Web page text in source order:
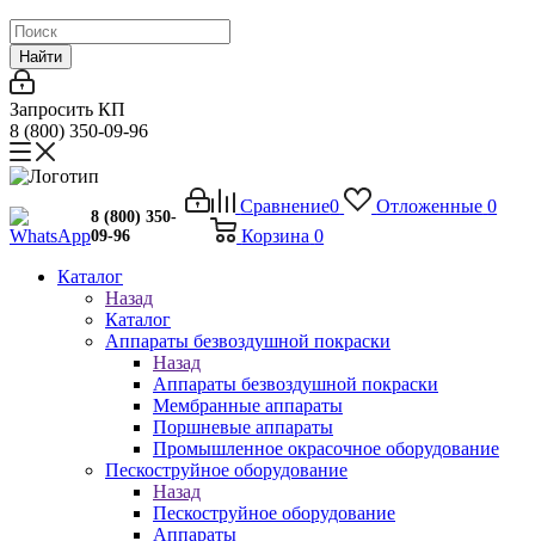
Найти
Запросить КП
8 (800) 350-09-96
Сравнение0 Отложенные 0
Корзина 0
8 (800) 350-
09-96
Каталог
Назад
Каталог
Аппараты безвоздушной покраски
Назад
Аппараты безвоздушной покраски
Мембранные аппараты
Поршневые аппараты
Промышленное окрасочное оборудование
Пескоструйное оборудование
Назад
Пескоструйное оборудование
Аппараты